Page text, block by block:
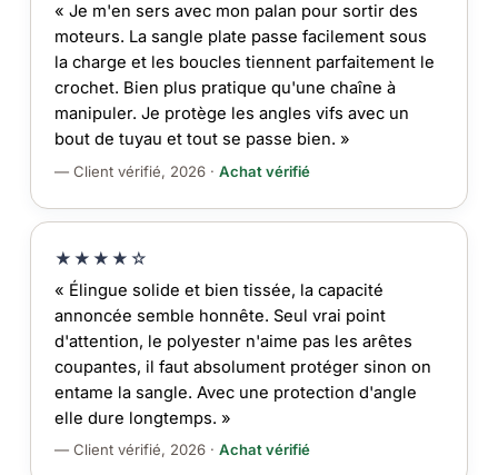
« Je m'en sers avec mon palan pour sortir des
moteurs. La sangle plate passe facilement sous
la charge et les boucles tiennent parfaitement le
crochet. Bien plus pratique qu'une chaîne à
manipuler. Je protège les angles vifs avec un
bout de tuyau et tout se passe bien. »
— Client vérifié, 2026 · Achat vérifié
★★★★☆
« Élingue solide et bien tissée, la capacité
annoncée semble honnête. Seul vrai point
d'attention, le polyester n'aime pas les arêtes
coupantes, il faut absolument protéger sinon on
entame la sangle. Avec une protection d'angle
elle dure longtemps. »
— Client vérifié, 2026 · Achat vérifié